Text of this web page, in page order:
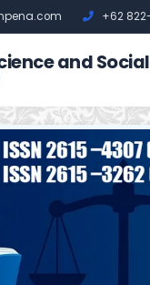
+62
and